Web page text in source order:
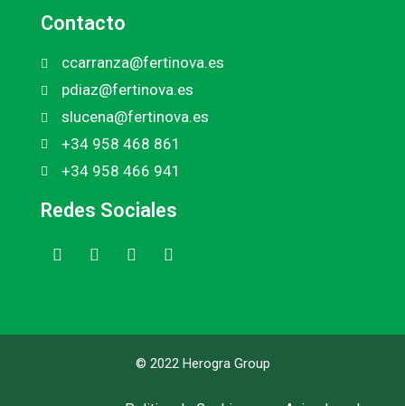
Contacto
ccarranza@fertinova.es
pdiaz@fertinova.es
slucena@fertinova.es
+34 958 468 861
+34 958 466 941
Redes Sociales
© 2022 Herogra Group